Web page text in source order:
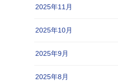
2025年11月
2025年10月
2025年9月
2025年8月